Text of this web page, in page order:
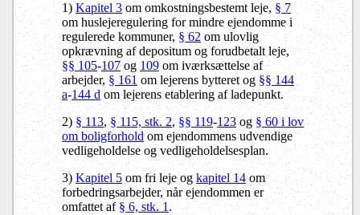
1)Kapitel 3om omkostningsbestemt leje, § 7
om huslejeregulering for mindre ejendomme i
regulerede kommuner,§ 62 om ulovlig
opkrævning af depositum og forudbetalt leje,
§§ 105-107og109 om iværksættelse af
arbejder, § 161 om lejerens bytteret og §§ 144
a-144 dom lejerens etablering af ladepunkt.
2)§ 113,§ 115, stk. 2,§§ 119-123og§ 60 i lov
om boligforholdom ejendommens udvendige
vedligeholdelse og vedligeholdelsesplan.
3)Kapitel 5om fri leje ogkapitel 14om
forbedringsarbejder, når ejendommen er
omfattet af § 6, stk. 1.